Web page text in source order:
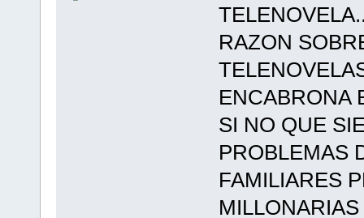
RAZON
ENCABRONA
SI NO QUE
PROBLEMAS
FAMILIARES